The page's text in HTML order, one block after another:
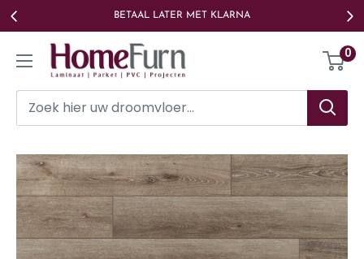
Ga
naar
BETAAL LATER MET KLARNA
Homefurn 0